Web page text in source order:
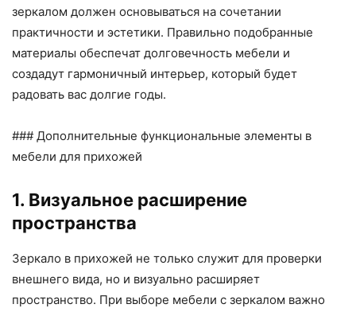
зеркалом должен основываться на сочетании
практичности и эстетики. Правильно подобранные
материалы обеспечат долговечность мебели и
создадут гармоничный интерьер, который будет
радовать вас долгие годы.
### Дополнительные функциональные элементы в
мебели для прихожей
1. Визуальное расширение
пространства
Зеркало в прихожей не только служит для проверки
внешнего вида, но и визуально расширяет
пространство. При выборе мебели с зеркалом важно